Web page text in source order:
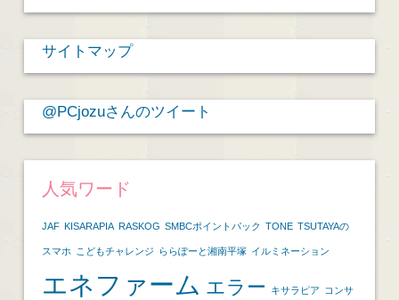
ー
カ
イ
サイトマップ
@PCjozuさんのツイート
人気ワード
JAF KISARAPIA RASKOG SMBCポイントパック TONE TSUTAYAの
スマホ こどもチャレンジ ららぽーと湘南平塚 イルミネーション
エネファーム エラー キサラピア コンサ